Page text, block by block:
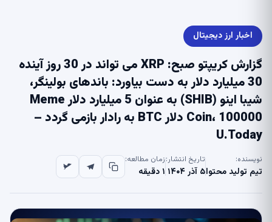
اخبار ارز دیجیتال
گزارش کریپتو صبح: XRP می تواند در 30 روز آینده
30 میلیارد دلار به دست بیاورد: باندهای بولینگر،
شیبا اینو (SHIB) به عنوان 5 میلیارد دلار Meme
Coin، 100000 دلار BTC به رادار بازمی گردد –
U.Today
نویسنده:
تیم تولید محتوا
تاریخ انتشار:
۵ آذر ۱۴۰۴
زمان مطالعه:
۱ دقیقه